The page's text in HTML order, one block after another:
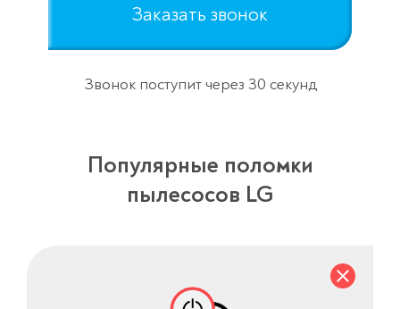
Заказать звонок
Звонок поступит через 30 секунд
Популярные поломки
пылесосов LG